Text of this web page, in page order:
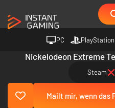
PC PlayStation
Nickelodeon Extreme
Steam
Mailt mir, wenn das